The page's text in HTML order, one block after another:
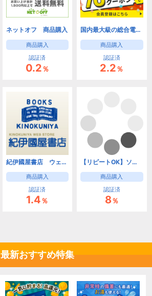
ネットオフ 商品購入
商品購入
認証済
0.2％
国内最大級の総合電子書籍ストア BookLive!（Tポイントが貯まる・使える！）
商品購入
認証済
2.2％
紀伊國屋書店 ウェブストア
商品購入
認証済
1.4％
【リピートOK】ソニーの電子書籍 Reader Store
商品購入
認証済
8％
最新おすすめ特集